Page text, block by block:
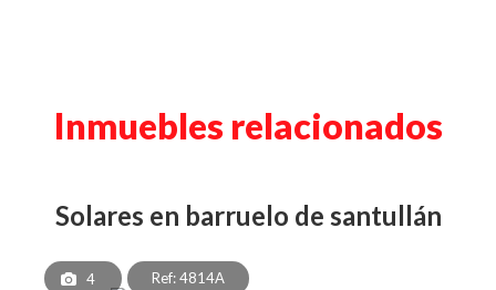
Inmuebles relacionados
solares en barruelo de santullán
4 Ref: 4814A